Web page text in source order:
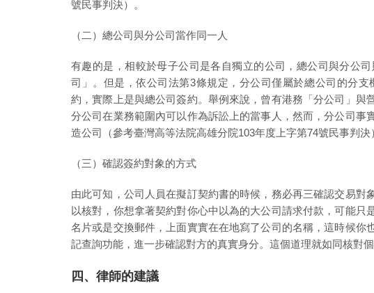
號民事判決）。
（二）總公司與分公司當作同一人
有趣的是，相較於母子公司是各自獨立的公司，總公司與分公
司」。但是，依公司法第3條規定，分公司僅屬於總公司的分
約，實際上是與總公司簽約。舉例來說，曾有港務「分公司」
分公司在業務範圍內可以作為訴訟上的當事人，然而，分公司
造公司（參考臺灣高等法院高雄分院103年度上字第74號民事判決
（三）確認簽約對象的方式
由此可知，公司人員在擬訂契約書的時候，務必再三確認交易
以核對，你想拿著契約對你心中以為的大公司請求付款，可能
名片或是交換郵件，上面實實在在地寫了公司的名稱，這時候
記查詢功能，進一步確認對方的真實身分。這個道理就如同核對
四、律師的建議